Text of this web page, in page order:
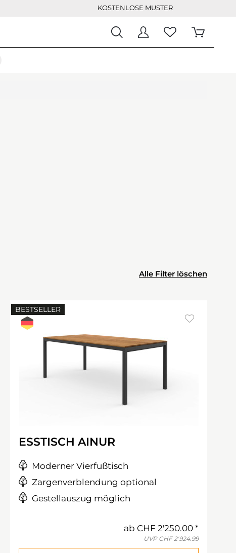
KOSTENLOSE MUSTER
Alle Filter löschen
BESTSELLER
ESSTISCH AINUR
Moderner Vierfußtisch
Zargenverblendung optional
Gestellauszug möglich
ab CHF 2'250.00
UVP CHF 2'924.99